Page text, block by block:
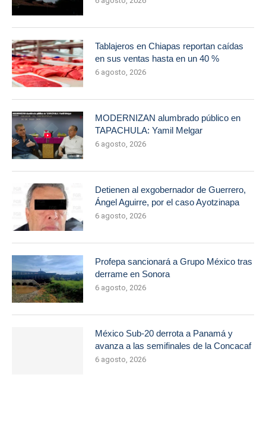
Tablajeros en Chiapas reportan caídas
en sus ventas hasta en un 40 %
6 agosto, 2026
MODERNIZAN alumbrado público en
TAPACHULA: Yamil Melgar
6 agosto, 2026
Detienen al exgobernador de Guerrero,
Ángel Aguirre, por el caso Ayotzinapa
6 agosto, 2026
Profepa sancionará a Grupo México tras
derrame en Sonora
6 agosto, 2026
México Sub-20 derrota a Panamá y
avanza a las semifinales de la Concacaf
6 agosto, 2026